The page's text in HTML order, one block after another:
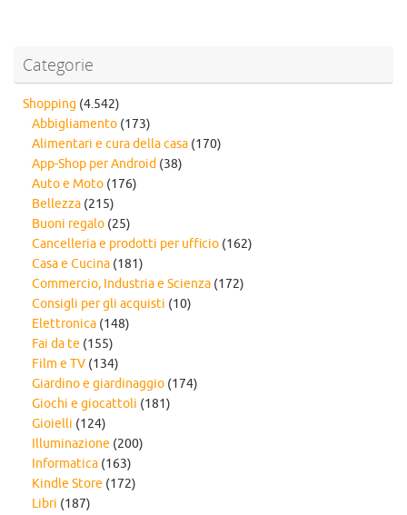
Categorie
Shopping (4.542)
Abbigliamento (173)
Alimentari e cura della casa (170)
App-Shop per Android (38)
Auto e Moto (176)
Bellezza (215)
Buoni regalo (25)
Cancelleria e prodotti per ufficio (162)
Casa e Cucina (181)
Commercio, Industria e Scienza (172)
Consigli per gli acquisti (10)
Elettronica (148)
Fai da te (155)
Film e TV (134)
Giardino e giardinaggio (174)
Giochi e giocattoli (181)
Gioielli (124)
Illuminazione (200)
Informatica (163)
Kindle Store (172)
Libri (187)